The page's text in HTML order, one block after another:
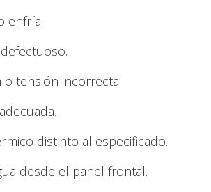
enfría.
o tensión incorrecta.
distinto al especificado.
desde el panel frontal.